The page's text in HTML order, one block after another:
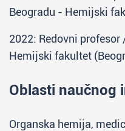
Beogradu - Hemijski
2022: Redovni
Hemijski fakultet
Oblasti naučnog
Organska hemija,